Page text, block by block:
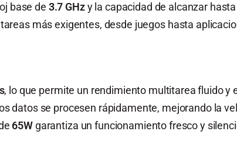
base de 3.7 GHzy la capacidad de alcanzar
más exigentes, desde juegos hasta
, lo que permite un rendimiento multitarea fluido y
datos se procesen rápidamente, mejorando la
65W garantiza un funcionamiento fresco y